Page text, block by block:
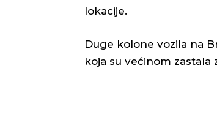
lokacije.
Duge kolone vozila na
koja su većinom